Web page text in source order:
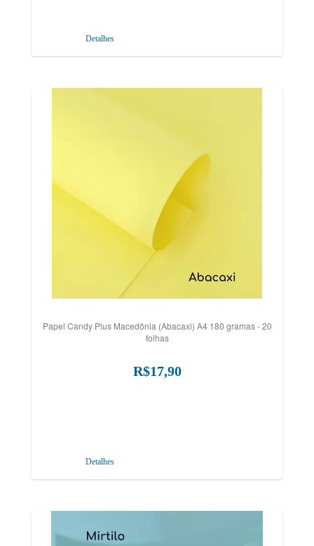
Detalhes
Papel Candy Plus Macedônia (Abacaxi) A4 180 gramas - 20
folhas
R$17,90
Detalhes